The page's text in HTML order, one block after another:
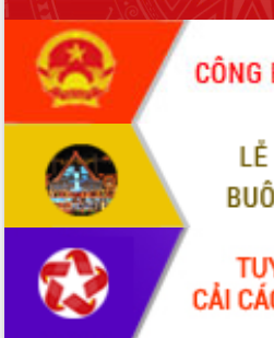
Quyết liệt tháo gỡ vướng mắc, đẩy
nhanh tiến độ các dự án trọng điểm
trong Khu kinh tế Nam Phú Yên
Hòn Yến phát triển du lịch gắn với bảo
tồn biển
Lấy ý kiến điều chỉnh Quy hoạch tỉnh
Đắk Lắk thời kỳ 2021-2030, tầm nhìn
đến năm 2050
Phát động chiến dịch 30 ngày đêm
giải phóng mặt bằng Tuyến đường bộ
ven biển
Đắk Lắk nỗ lực thúc đẩy tăng trưởng
kinh tế từ 10% trở lên trong Quý
II/2026